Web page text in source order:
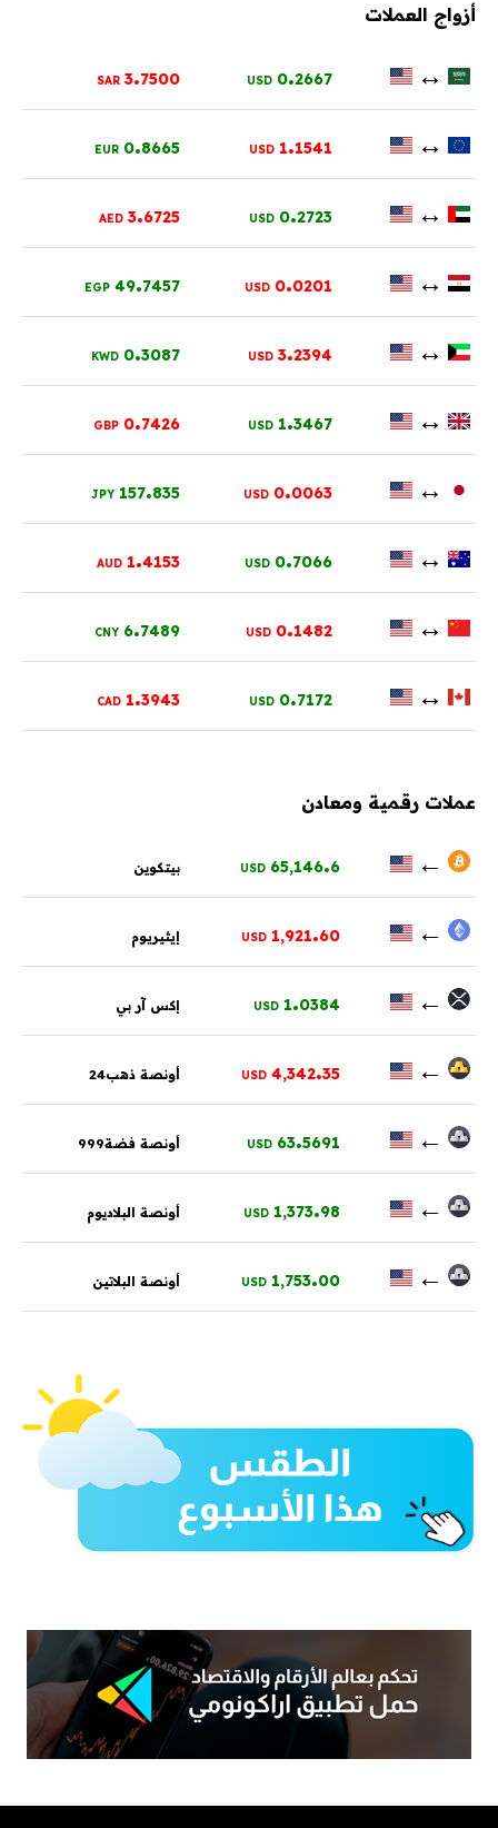
أزواج العملات
↔
0.2667
USD
3.7500
SAR
↔
1.1541
USD
0.8665
EUR
↔
0.2723
USD
3.6725
AED
↔
0.0201
USD
49.7457
EGP
↔
3.2394
USD
0.3087
KWD
↔
1.3467
USD
0.7426
GBP
↔
0.0063
USD
157.835
JPY
↔
0.7066
USD
1.4153
AUD
↔
0.1482
USD
6.7489
CNY
↔
0.7172
USD
1.3943
CAD
عملات رقمية ومعادن
←
65,146.6
USD بيتكوين
←
1,921.60
USD إيثيريوم
←
1.0384
USD إكس آر بي
←
4,342.35
USD أونصة ذهب24
←
63.5691
USD أونصة فضة999
←
1,373.98
USD أونصة البلاديوم
←
1,753.00
USD أونصة البلاتين